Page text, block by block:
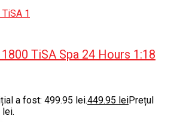
TiSA Spa 24 Hours 1:18
a fost: 499.95 lei.449.95 leiPrețul